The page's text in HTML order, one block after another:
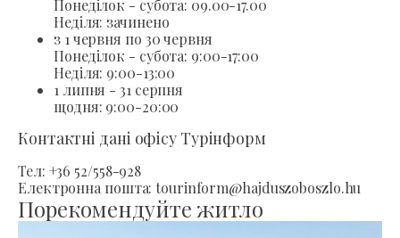
Понеділок - субота: 09.00-17.00
Неділя: зачинено
з 1 червня по 30 червня
Понеділок - субота: 9:00-17:00
Неділя: 9:00-13:00
1 липня - 31 серпня
щодня: 9:00-20:00
Контактні дані офісу Турінформ
Тел: +36 52/558-928
Електронна пошта: tourinform@hajduszoboszlo.hu
Порекомендуйте житло